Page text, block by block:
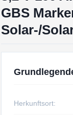
GBS
Solar-/
Herkunftsort: